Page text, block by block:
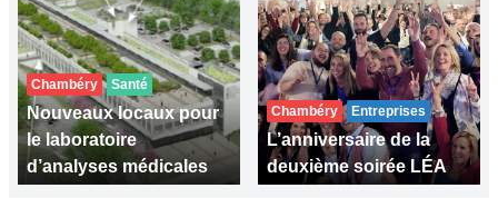
Chambéry Santé
Nouveaux locaux pour
le laboratoire
d’analyses médicales
Chambéry Entreprises
L’anniversaire de la
deuxième soirée LÉA